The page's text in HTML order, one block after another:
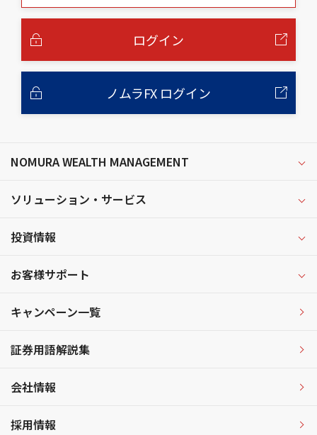
ログイン
ノムラFX ログイン
NOMURA WEALTH MANAGEMENT
ソリューション・サービス
投資情報
お客様サポート
キャンペーン一覧
証券用語解説集
会社情報
採用情報